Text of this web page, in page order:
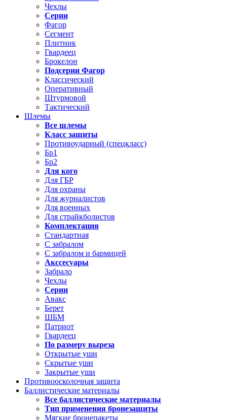
Чехлы
Серии
Фагор
Сегмент
Плитник
Гвардеец
Брокелон
Подсерии Фагор
Классический
Оперативный
Штурмовой
Тактический
Шлемы
Все шлемы
Класс защиты
Противоударный (спецкласс)
Бр1
Бр2
Для кого
Для ГБР
Для охраны
Для журналистов
Для военных
Для страйкболистов
Комплектация
Стандартная
С забралом
С забралом и бармицей
Акссесуары
Забрало
Чехлы
Серии
Авакс
Берет
ШБМ
Патриот
Гвардеец
По размеру выреза
Открытые уши
Скрытые уши
Закрытые уши
Противоосколочная защита
Баллистические материалы
Все баллистические материалы
Тип применения бронезащиты
Мягкие бронепакеты